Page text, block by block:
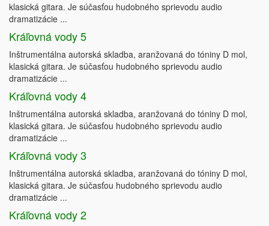
klasická gitara. Je súčasťou hudobného sprievodu audio
dramatizácie ...
Kráľovná vody 5
Inštrumentálna autorská skladba, aranžovaná do tóniny D mol,
klasická gitara. Je súčasťou hudobného sprievodu audio
dramatizácie ...
Kráľovná vody 4
Inštrumentálna autorská skladba, aranžovaná do tóniny D mol,
klasická gitara. Je súčasťou hudobného sprievodu audio
dramatizácie ...
Kráľovná vody 3
Inštrumentálna autorská skladba, aranžovaná do tóniny D mol,
klasická gitara. Je súčasťou hudobného sprievodu audio
dramatizácie ...
Kráľovná vody 2